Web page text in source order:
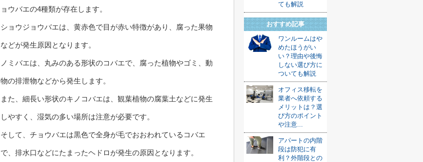
ョウバエの4種類が存在します。
ショウジョウバエは、黄赤色で目が赤い特徴があり、腐った果物
などが発生原因となります。
ノミバエは、丸みのある形状のコバエで、腐った植物やゴミ、動
物の排泄物などから発生します。
また、細長い形状のキノコバエは、観葉植物の腐葉土などに発生
しやすく、湿気の多い場所は注意が必要です。
そして、チョウバエは黒色で全身が毛でおおわれているコバエ
で、排水口などにたまったヘドロが発生の原因となります。
ても解説
おすすめ記事
ワンルームはや
めたほうがい
い？理由や後悔
しない選び方に
ついても解説
オフィス移転を
業者へ依頼する
メリットは？選
び方のポイント
や注意...
アパートの内階
段は防犯に有
利？外階段との